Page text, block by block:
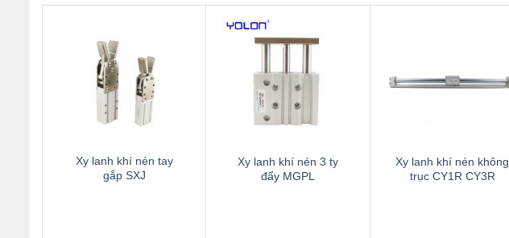
Thêm
wishlist
Xy lanh khí nén tay
gắp SXJ
Xy lanh khí nén 3 ty
đẩy MGPL
to
Xy lanh khí nén không
trục CY1R CY3R